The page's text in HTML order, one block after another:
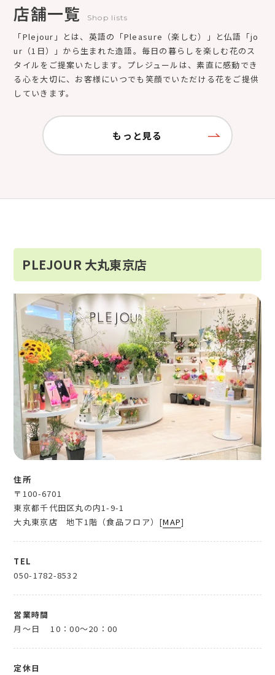
店舗一覧 Shop lists
「Plejour」とは、英語の「Pleasure（楽しむ）」と仏語「jo
ur（1日）」から生まれた造語。毎日の暮らしを楽しむ花のス
タイルをご提案いたします。プレジュールは、素直に感動でき
る心を大切に、お客様にいつでも笑顔でいただける花をご提供
していきます。
もっと見る
PLEJOUR 大丸東京店
住所
〒100-6701
東京都千代田区丸の内1-9-1
大丸東京店 地下1階（食品フロア）[MAP]
TEL
050-1782-8532
営業時間
月～日
10：00～20：00
定休日